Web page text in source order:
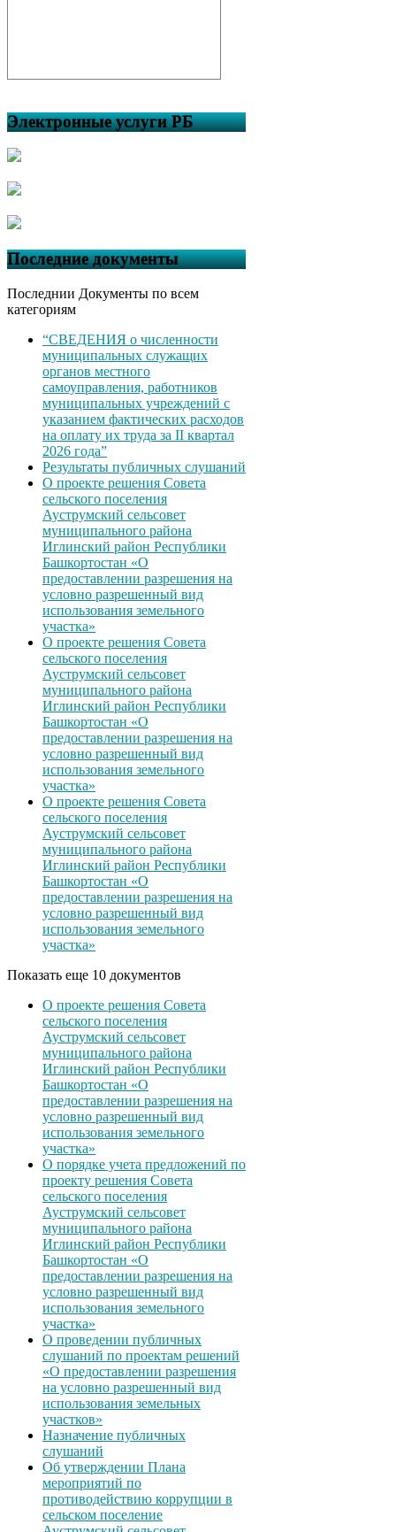
Электронные услуги РБ
Последние документы
Последнии Документы по всем
категориям
“СВЕДЕНИЯ о численности
муниципальных служащих
органов местного
самоуправления, работников
муниципальных учреждений с
указанием фактических расходов
на оплату их труда за II квартал
2026 года”
Результаты публичных слушаний
О проекте решения Совета
сельского поселения
Ауструмский сельсовет
муниципального района
Иглинский район Республики
Башкортостан «О
предоставлении разрешения на
условно разрешенный вид
использования земельного
участка»
О проекте решения Совета
сельского поселения
Ауструмский сельсовет
муниципального района
Иглинский район Республики
Башкортостан «О
предоставлении разрешения на
условно разрешенный вид
использования земельного
участка»
О проекте решения Совета
сельского поселения
Ауструмский сельсовет
муниципального района
Иглинский район Республики
Башкортостан «О
предоставлении разрешения на
условно разрешенный вид
использования земельного
участка»
Показать еще 10 документов
О проекте решения Совета
сельского поселения
Ауструмский сельсовет
муниципального района
Иглинский район Республики
Башкортостан «О
предоставлении разрешения на
условно разрешенный вид
использования земельного
участка»
О порядке учета предложений по
проекту решения Совета
сельского поселения
Ауструмский сельсовет
муниципального района
Иглинский район Республики
Башкортостан «О
предоставлении разрешения на
условно разрешенный вид
использования земельного
участка»
О проведении публичных
слушаний по проектам решений
«О предоставлении разрешения
на условно разрешенный вид
использования земельных
участков»
Назначение публичных
слушаний
Об утверждении Плана
мероприятий по
противодействию коррупции в
сельском поселение